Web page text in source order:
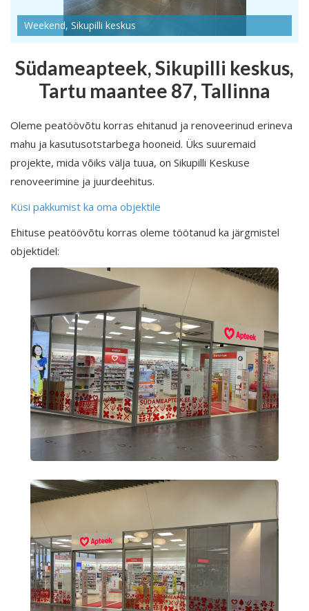
Weekend, Sikupilli keskus
Südameapteek, Sikupilli keskus,
Tartu maantee 87, Tallinna
Oleme peatöövõtu korras ehitanud ja renoveerinud erineva
mahu ja kasutusotstarbega hooneid. Üks suuremaid
projekte, mida võiks välja tuua, on Sikupilli Keskuse
renoveerimine ja juurdeehitus.
Küsi pakkumist ka oma objektile
Ehituse peatöövõtu korras oleme töötanud ka järgmistel
objektidel: